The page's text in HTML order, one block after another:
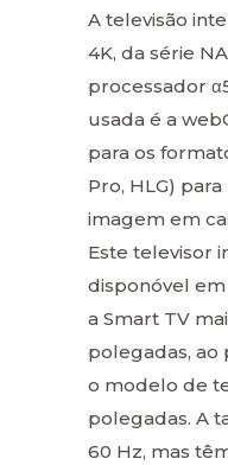
A televisão
4K, da série
processador
usada é a
para os
Pro, HLG)
imagem em
Este televisor
disponóvel
a Smart TV
polegadas, ao
o modelo de
polegadas. A
60 Hz, mas